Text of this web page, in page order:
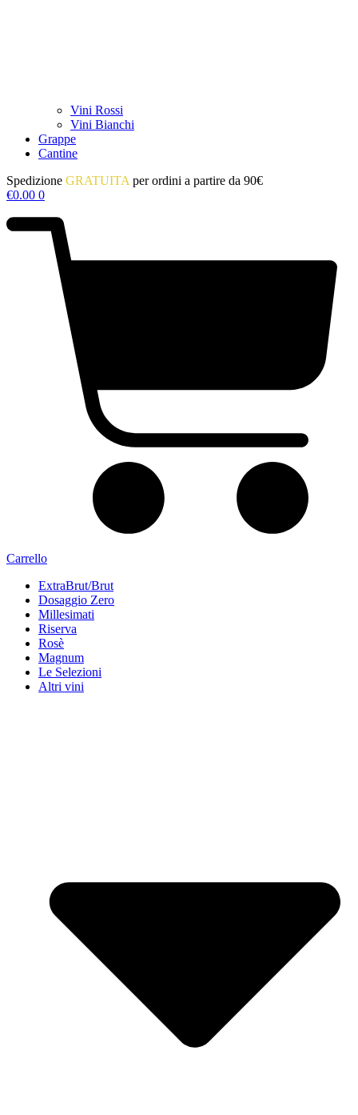
Vini Rossi
Vini Bianchi
Grappe
Cantine
Spedizione GRATUITA per ordini a partire da 90€
€0.00 0
Carrello
ExtraBrut/Brut
Dosaggio Zero
Millesimati
Riserva
Rosè
Magnum
Le Selezioni
Altri vini